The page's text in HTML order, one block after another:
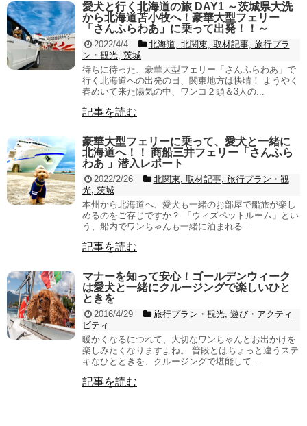
愛犬と行く北海道の旅 DAY1 ～茨城県大洗
から北海道苫小牧へ！豪華大型フェリー
「さんふらわあ」に乗って出発！！～
2022/4/4
北海道, 北関東, 取材記事, 旅行プラ
ン・観光, 茨城
待ちに待った、豪華大型フェリー「さんふらわあ」で
行く北海道への出発の日、関東地方は快晴！ ようやく
春めいて来た陽気の中、ワンコ２頭＆3人の...
記事を読む
豪華大型フェリーに乗って、愛犬と一緒に
北海道へ！！ 商船三井フェリー「さんふら
わあ 」潜入レポート
2022/2/26
北関東, 取材記事, 旅行プラン・観
光, 茨城
本州から北海道へ、愛犬も一緒のお部屋で船旅が楽し
めるのをご存じですか？ 「ウィズペットルーム」とい
う、船内でワンちゃんも一緒に泊まれる...
記事を読む
マナーを知って安心！ゴールデンウィーク
は愛犬と一緒にクルージングで楽しいひと
ときを
2016/4/29
旅行プラン・観光, 遊び・アクティ
ビティ
暖かくなるにつれて、大切なワンちゃんとお出かけを
楽しみたくなりますよね。 普段とはちょっと違うステ
キなひとときを、クルージングで堪能して...
記事を読む